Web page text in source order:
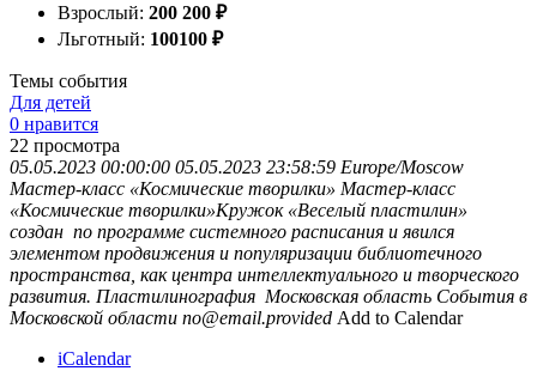
Взрослый: 200 200 ₽
Льготный: 100100 ₽
Темы события
Для детей
0 нравится
22 просмотра
05.05.2023 00:00:00 05.05.2023 23:58:59 Europe/Moscow
Мастер-класс «Космические творилки» Мастер-класс
«Космические творилки»Кружок «Веселый пластилин»
создан по программе системного расписания и явился
элементом продвижения и популяризации библиотечного
пространства, как центра интеллектуального и творческого
развития. Пластилинография Московская область События в
Московской области no@email.provided Add to Calendar
iCalendar